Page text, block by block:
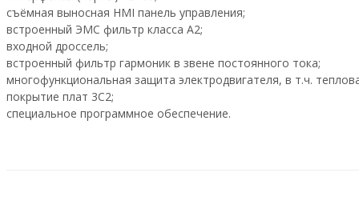
съёмная выносная HMI панель управления;
встроенный ЭМС фильтр класса А2;
входной дроссель;
встроенный фильтр гармоник в звене постоянного тока;
многофункциональная защита электродвигателя, в т.ч.
покрытие плат 3С2;
специальное программное обеспечение.